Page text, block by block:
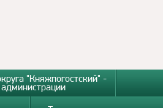
"Княжпогостский" -